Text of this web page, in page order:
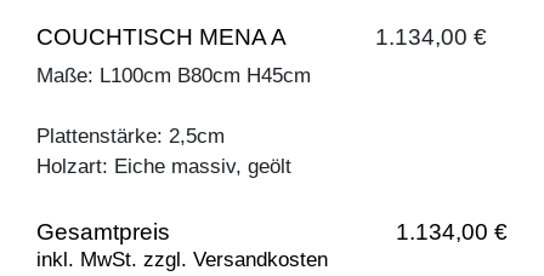
COUCHTISCH MENA A 1.134,00 €
Maße: L100cm B80cm H45cm
Plattenstärke: 2,5cm
Holzart: Eiche massiv, geölt
Gesamtpreis 1.134,00 €
inkl. MwSt. zzgl. Versandkosten